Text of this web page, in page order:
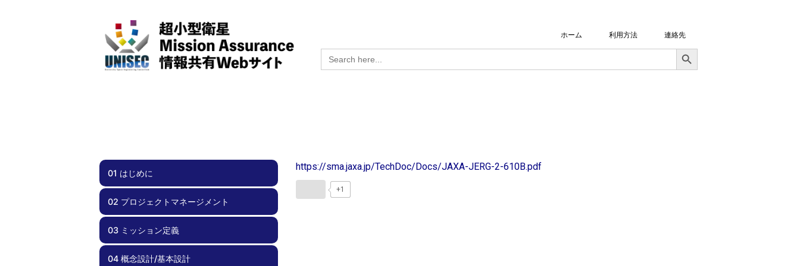
ホーム 利用方法 連絡先
Search
for:
Search Button
01 はじめに
01.00 はじめに
02 プロジェクトマネージメント
02.00 プロジェクトマネージメント
02.01 スケジュール管理
02.02 チーム体制
02.03 効率化
02.04 周波数調整・電波免許
02.05 安全要求への適合
02.06 文書管理
02.07 不具合管理
02.08 外部ステークホルダとの関係
02.09 資金計画
03 ミッション定義
03.00 ミッション定義
03.01 実現性
03.02 サクセスクライテリア
03.03 ミッションシナリオ
03.04 リスク管理
04 概念設計/基本設計
https://sma.jaxa.jp/TechDoc/Docs/JAXA-JERG-2-610B.pdf
+1